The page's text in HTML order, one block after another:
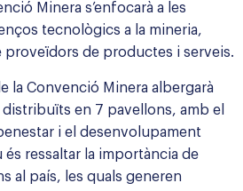
Minera s’enfocarà a les
tecnològics a la mineria,
proveïdors de productes i serveis.
la Convenció Minera albergarà
en 7 pavellons, amb el
i el desenvolupament
és ressaltar la importància de
al país, les quals generen